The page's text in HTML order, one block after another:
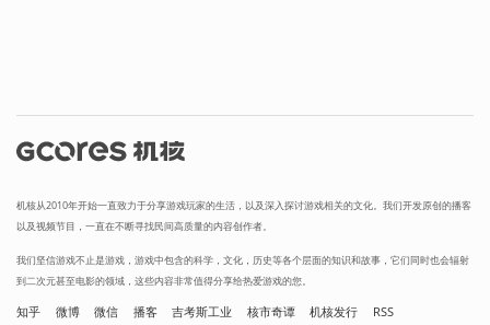
机核从2010年开始一直致力于分享游戏玩家的生活，以及深入探讨游戏相关的文化。我们开发原创的播客
以及视频节目，一直在不断寻找民间高质量的内容创作者。
我们坚信游戏不止是游戏，游戏中包含的科学，文化，历史等各个层面的知识和故事，它们同时也会辐射
到二次元甚至电影的领域，这些内容非常值得分享给热爱游戏的您。
知乎 微博 微信 播客 吉考斯工业 核市奇谭 机核发行 RSS